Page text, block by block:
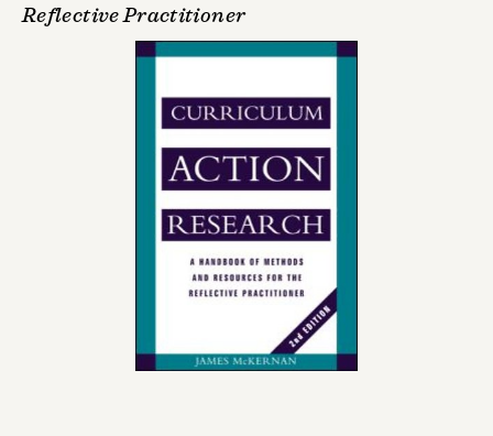
Reflective Practitioner